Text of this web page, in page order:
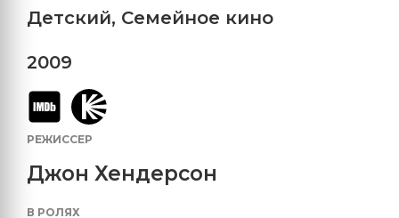
Детский, Семейное кино
2009
РЕЖИССЕР
Джон Хендерсон
В РОЛЯХ